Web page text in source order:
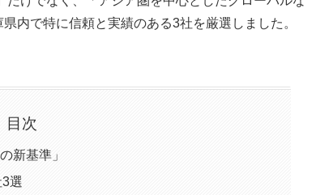
内で特に信頼と実績のある3社を厳選しました。
目次
新基準」
選